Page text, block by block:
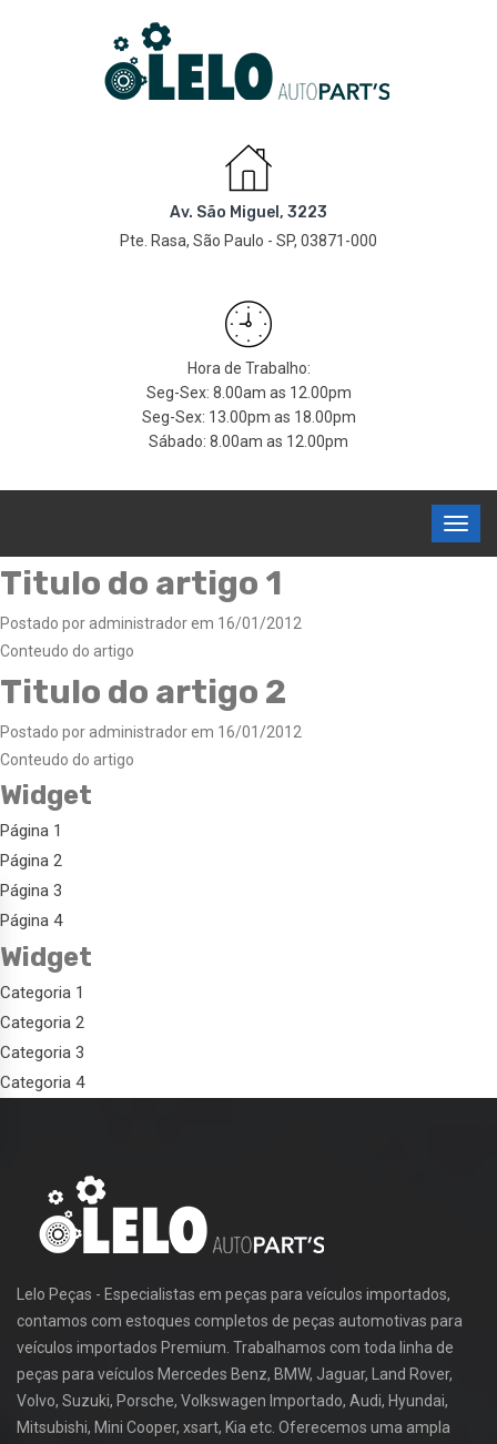
Av. São Miguel, 3223
Pte. Rasa, São Paulo - SP, 03871-000
Hora de Trabalho:
Seg-Sex: 8.00am as 12.00pm
Seg-Sex: 13.00pm as 18.00pm
Sábado: 8.00am as 12.00pm
Titulo do artigo 1
Postado por administrador em 16/01/2012
Conteudo do artigo
Titulo do artigo 2
Postado por administrador em 16/01/2012
Conteudo do artigo
Widget
Página 1
Página 2
Página 3
Página 4
Widget
Categoria 1
Categoria 2
Categoria 3
Categoria 4
Lelo Peças - Especialistas em peças para veículos importados,
contamos com estoques completos de peças automotivas para
veículos importados Premium. Trabalhamos com toda linha de
peças para veículos Mercedes Benz, BMW, Jaguar, Land Rover,
Volvo, Suzuki, Porsche, Volkswagen Importado, Audi, Hyundai,
Mitsubishi, Mini Cooper, xsart, Kia etc. Oferecemos uma ampla